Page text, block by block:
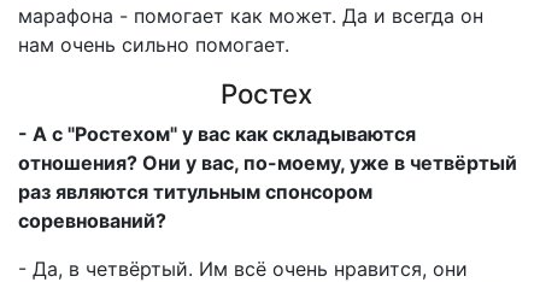
марафона - помогает как может. Да и всегда он
нам очень сильно помогает.
Ростех
- А с "Ростехом" у вас как складываются
отношения? Они у вас, по-моему, уже в четвёртый
раз являются титульным спонсором
соревнований?
- Да, в четвёртый. Им всё очень нравится, они